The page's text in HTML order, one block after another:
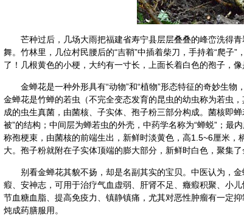
芒种过后，几场大雨把福建省寿宁县层层叠叠的峰峦洗得
舞。竹林里，几位村民腰后的“吉鞘”中插着柴刀，手持着“爬子
了！几根黄色的小梗，大约有一寸长，上面长着白色的孢子，像
金蝉花是一种外形具有“动物”和“植物”形态特征的奇妙生
金蝉花是竹蝉的若虫（不完全变态发育的昆虫的幼虫称为若虫
成的虫生真菌，由菌核、子实体、孢子粉三部分构成。菌核即
被”的结构；中间层为蝉若虫的外壳，中药学名称为“蝉蜕”；最
称孢梗束，由菌核的前端生出，新鲜时淡黄色，高1.5~6厘米
大。孢子粉就附在子实体顶端的膨大部分，新鲜时白色，聚集
别看金蝉花其貌不扬，却是名副其实的宝贝。 中医认为，
瘕、安神志，可用于治疗气血虚弱、肝肾不足、癥瘕积聚、小
节血糖血脂、提高免疫力、镇静镇痛，尤其对恶性肿瘤有一定
炖成药膳服用。